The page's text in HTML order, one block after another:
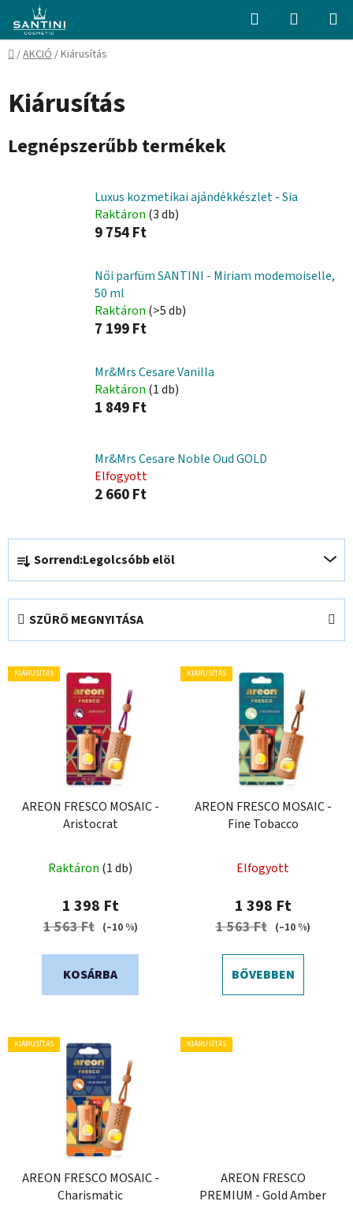
fő
tartalomhoz
Keresés KOSÁR
Kezdőlap
/AKCIÓ/Kiárusítás
Kiárusítás
Legnépszerűbb termékek
Luxus kozmetikai ajándékkészlet - Sia
Raktáron (3 db)
9 754 Ft
Női parfüm SANTINI - Miriam modemoiselle,
50 ml
Raktáron (>5 db)
7 199 Ft
Mr&Mrs Cesare Vanilla
Raktáron (1 db)
1 849 Ft
Mr&Mrs Cesare Noble Oud GOLD
Elfogyott
2 660 Ft
T
r
m
k
e
k
Sorrend:Legolcsóbb elöl
SZŰRŐ MEGNYITÁSA
T
e
KIÁRUSÍTÁS
AREON FRESCO MOSAIC -
Aristocrat
Raktáron (1 db)
1 398 Ft
1 563 Ft (–10 %)
KOSÁRBA
KIÁRUSÍTÁS
AREON FRESCO MOSAIC -
Fine Tobacco
Elfogyott
1 398 Ft
1 563 Ft (–10 %)
BŐVEBBEN
KIÁRUSÍTÁS
AREON FRESCO MOSAIC -
Charismatic
KIÁRUSÍTÁS
AREON FRESCO
PREMIUM - Gold Amber